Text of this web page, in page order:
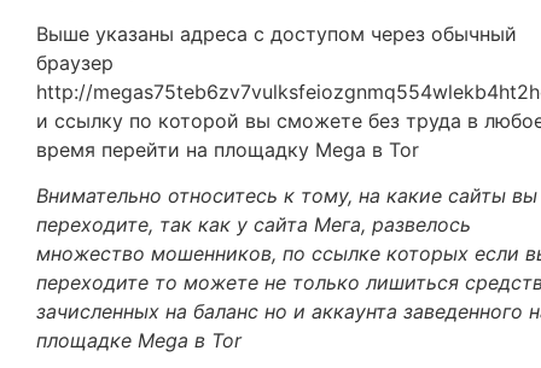
Выше указаны адреса с доступом через обычный
браузер
http://
и ссылку по которой вы сможете без труда в
время перейти на площадку Mega в Tor
Внимательно относитесь к тому, на какие сайты вы
переходите, так как у сайта Мега, развелось
множество мошенников, по ссылке которых если
переходите то можете не только лишиться
зачисленных на баланс но и аккаунта заведенного
площадке Mega в Tor